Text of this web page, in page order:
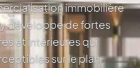
immobilière
développe de fortes
et intérieures qui
sur le plan